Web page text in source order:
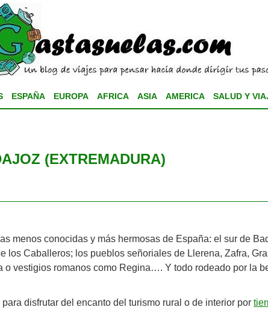
ESPAÑA EUROPA AFRICA ASIA AMERICA SALUD Y
(EXTREMADURA)
menos conocidas y más hermosas de España: el sur de
los Caballeros; los pueblos señoriales de Llerena, Zafra,
o vestigios romanos como Regina…. Y todo rodeado por la
disfrutar del encanto del turismo rural o de interior por